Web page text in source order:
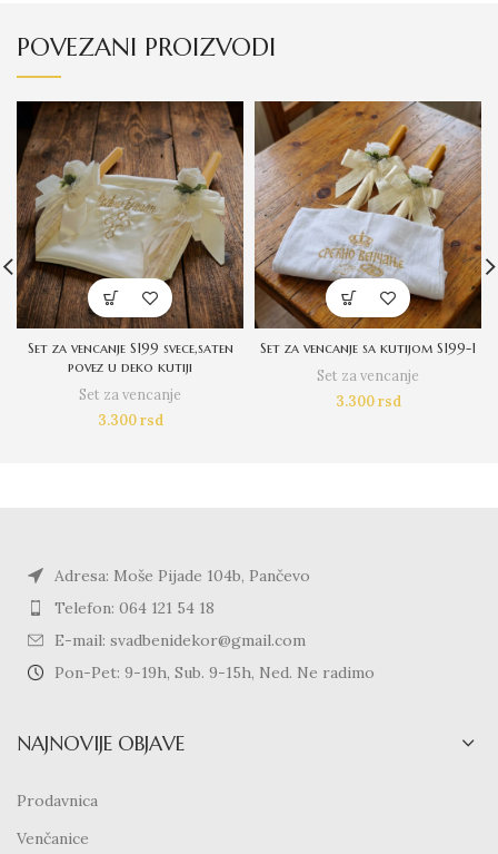
POVEZANI PROIZVODI
Set za vencanje S199 svece,saten
povez u deko kutiji
Set za vencanje
3.300rsd
Set za vencanje sa kutijom S199-1
Set za vencanje
3.300rsd
Adresa: Moše Pijade 104b, Pančevo
Telefon: 064 121 54 18
E-mail: svadbenidekor@gmail.com
Pon-Pet: 9-19h, Sub. 9-15h, Ned. Ne radimo
NAJNOVIJE OBJAVE
Prodavnica
Venčanice